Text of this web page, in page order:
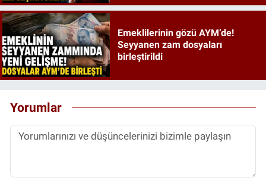
Emeklilerinin gözü AYM’de!
Seyyanen zam dosyaları
birleştirildi
Yorumlar